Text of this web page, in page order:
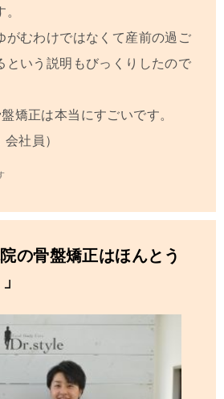
がむわけではなくて産前の過ご
という説明もびっくりしたので
矯正は本当にすごいです。
社員）
の骨盤矯正はほんとう